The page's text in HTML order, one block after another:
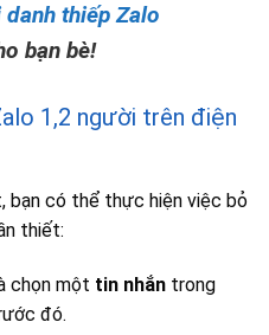
danh thiếp Zalo
bạn bè!
1,2 người trên điện
bạn có thể thực hiện việc bỏ
thiết:
chọn một tin nhắn trong
đó.